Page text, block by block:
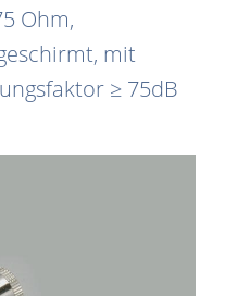
Ohm,
mit
≥ 75dB